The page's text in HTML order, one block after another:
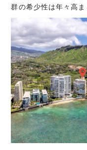
群の希少性は年々高ま